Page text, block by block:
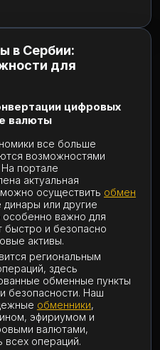
в Сербии:
для
цифровых
валюты
все больше
возможностями
портале
актуальная
осуществить обмен
динары или другие
важно для
быстро и безопасно
активы.
региональным
здесь
обменные пункты
безопасности. Наш
обменники,
эфириумом и
валютами,
всех операций.